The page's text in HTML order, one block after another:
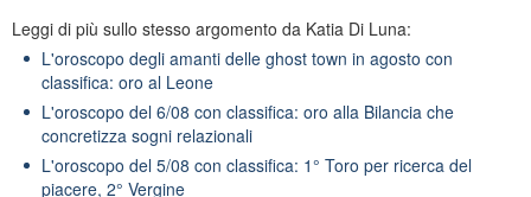
Leggi di più sullo stesso argomento da Katia Di Luna:
L'oroscopo degli amanti delle ghost town in agosto con
classifica: oro al Leone
L'oroscopo del 6/08 con classifica: oro alla Bilancia che
concretizza sogni relazionali
L'oroscopo del 5/08 con classifica: 1° Toro per ricerca del
piacere, 2° Vergine